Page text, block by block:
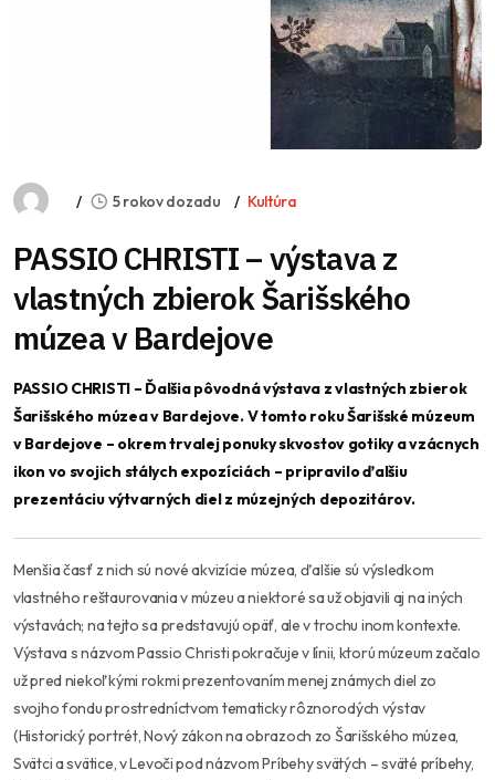
5 rokov dozadu Kultúra
PASSIO CHRISTI – výstava z
vlastných zbierok Šarišského
múzea v Bardejove
PASSIO CHRISTI – Ďalšia pôvodná výstava z vlastných zbierok
Šarišského múzea v Bardejove. V tomto roku Šarišské múzeum
v Bardejove – okrem trvalej ponuky skvostov gotiky a vzácnych
ikon vo svojich stálych expozíciách – pripravilo ďalšiu
prezentáciu výtvarných diel z múzejných depozitárov.
Menšia časť z nich sú nové akvizície múzea, ďalšie sú výsledkom
vlastného reštaurovania v múzeu a niektoré sa už objavili aj na iných
výstavách; na tejto sa predstavujú opäť, ale v trochu inom kontexte.
Výstava s názvom Passio Christi pokračuje v línii, ktorú múzeum začalo
už pred niekoľkými rokmi prezentovaním menej známych diel zo
svojho fondu prostredníctvom tematicky rôznorodých výstav
(Historický portrét, Nový zákon na obrazoch zo Šarišského múzea,
Svätci a svätice, v Levoči pod názvom Príbehy svätých – sväté príbehy,